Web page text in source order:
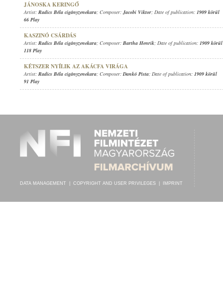
JÁNOSKA KERINGŐ
Artist: Radics Béla cigányzenekara; Composer:Jacobi Viktor; Date of publication: 1909 körül
66 Play
KASZINÓ CSÁRDÁS
Artist: Radics Béla cigányzenekara; Composer: Bartha Henrik; Date of publication: 1909 körül
118 Play
KÉTSZER NYÍLIK AZ AKÁCFA VIRÁGA
Artist: Radics Béla cigányzenekara; Composer:Dankó Pista; Date of publication: 1909 körül
91 Play
DATA MANAGEMENT COPYRIGHT AND USER PRIVILEGES IMPRINT